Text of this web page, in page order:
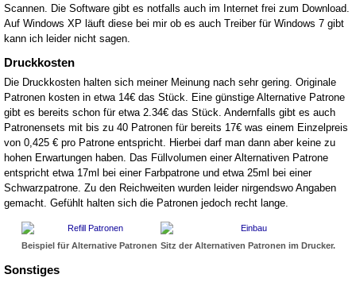
Scannen. Die Software gibt es notfalls auch im Internet frei zum Download.
Auf Windows XP läuft diese bei mir ob es auch Treiber für Windows 7 gibt
kann ich leider nicht sagen.
Druckkosten
Die Druckkosten halten sich meiner Meinung nach sehr gering. Originale
Patronen kosten in etwa 14€ das Stück. Eine günstige Alternative Patrone
gibt es bereits schon für etwa 2.34€ das Stück. Andernfalls gibt es auch
Patronensets mit bis zu 40 Patronen für bereits 17€ was einem Einzelpreis
von 0,425 € pro Patrone entspricht. Hierbei darf man dann aber keine zu
hohen Erwartungen haben. Das Füllvolumen einer Alternativen Patrone
entspricht etwa 17ml bei einer Farbpatrone und etwa 25ml bei einer
Schwarzpatrone. Zu den Reichweiten wurden leider nirgendswo Angaben
gemacht. Gefühlt halten sich die Patronen jedoch recht lange.
Beispiel für Alternative Patronen Sitz der Alternativen Patronen im Drucker.
Sonstiges